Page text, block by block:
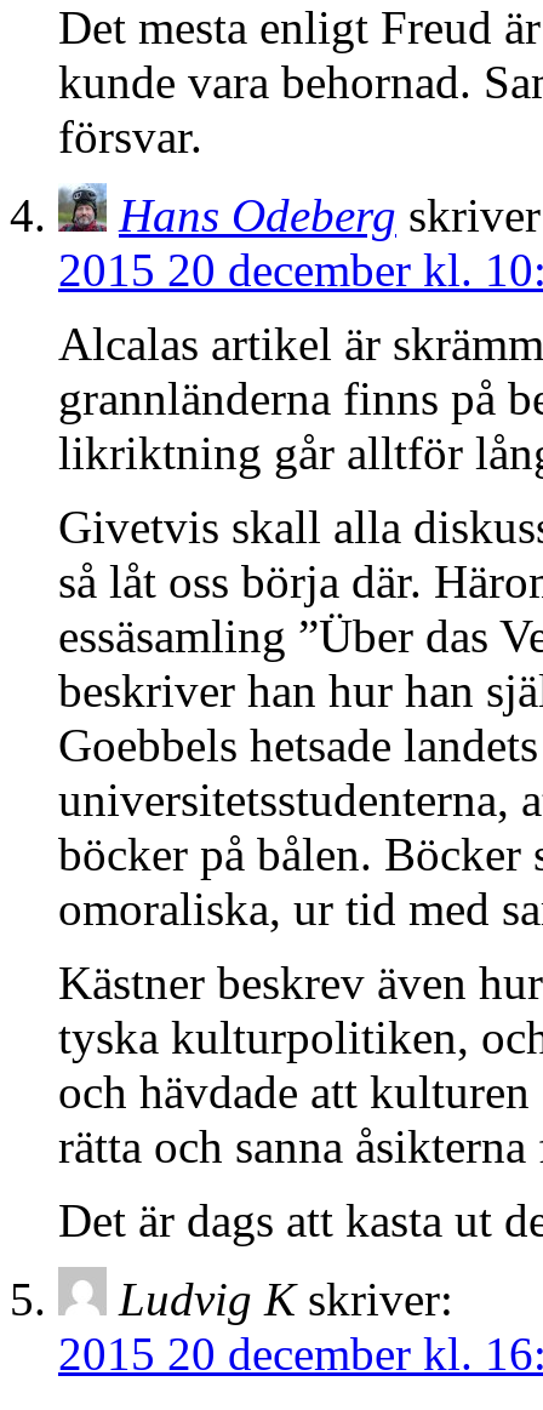
Det mesta enligt Freud
kunde vara behornad.
försvar.
Hans Odeberg
2015 20 december kl.
Alcalas artikel är
grannländerna finns på
likriktning går alltför
Givetvis skall alla
så låt oss börja där.
essäsamling ”Über das
beskriver han hur han
Goebbels hetsade
universitetsstudenterna,
böcker på bålen. Böcker
omoraliska, ur tid med
Kästner beskrev även
tyska kulturpolitiken,
och hävdade att
rätta och sanna
Det är dags att kasta ut
Ludvig K skriver:
2015 20 december kl.